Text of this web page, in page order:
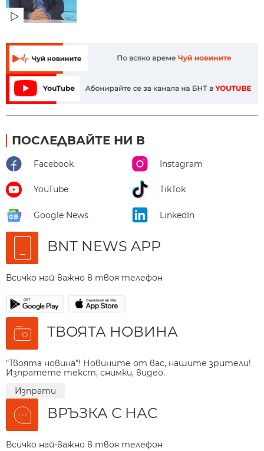
ПОСЛЕДВАЙТЕ НИ В
Facebook Instagram
YouTube TikTok
Google News LinkedIn
BNT NEWS APP
Всичко най-важно в твоя телефон
ТВОЯТА НОВИНА
"Твоята новина"! Новините от вас, нашите зрители!
Изпратете текст, снимки, видео.
Изпрати
ВРЪЗКА С НАС
Всичко най-важно в твоя телефон